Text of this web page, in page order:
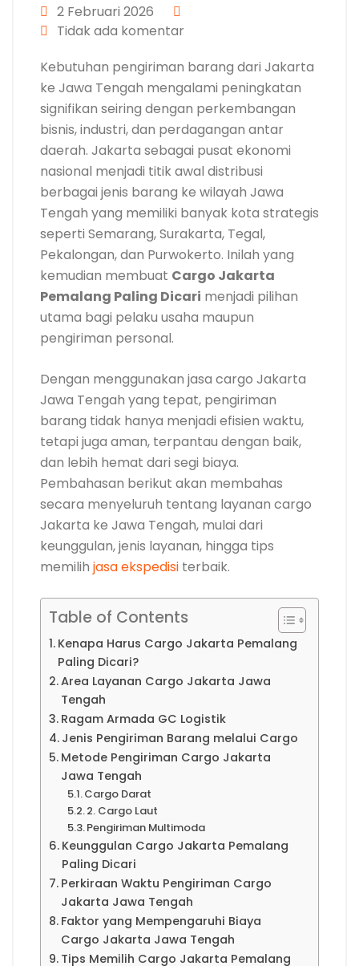
2 Februari 2026
Tidak ada komentar
Kebutuhan pengiriman barang dari Jakarta
ke Jawa Tengah mengalami peningkatan
signifikan seiring dengan perkembangan
bisnis, industri, dan perdagangan antar
daerah. Jakarta sebagai pusat ekonomi
nasional menjadi titik awal distribusi
berbagai jenis barang ke wilayah Jawa
Tengah yang memiliki banyak kota strategis
seperti Semarang, Surakarta, Tegal,
Pekalongan, dan Purwokerto. Inilah yang
kemudian membuat Cargo Jakarta
Pemalang Paling Dicari menjadi pilihan
utama bagi pelaku usaha maupun
pengiriman personal.
Dengan menggunakan jasa cargo Jakarta
Jawa Tengah yang tepat, pengiriman
barang tidak hanya menjadi efisien waktu,
tetapi juga aman, terpantau dengan baik,
dan lebih hemat dari segi biaya.
Pembahasan berikut akan membahas
secara menyeluruh tentang layanan cargo
Jakarta ke Jawa Tengah, mulai dari
keunggulan, jenis layanan, hingga tips
memilih jasa ekspedisi terbaik.
Table of Contents
Kenapa Harus Cargo Jakarta Pemalang
Paling Dicari?
Area Layanan Cargo Jakarta Jawa
Tengah
Ragam Armada GC Logistik
Jenis Pengiriman Barang melalui Cargo
Metode Pengiriman Cargo Jakarta
Jawa Tengah
Cargo Darat
2. Cargo Laut
Pengiriman Multimoda
Keunggulan Cargo Jakarta Pemalang
Paling Dicari
Perkiraan Waktu Pengiriman Cargo
Jakarta Jawa Tengah
Faktor yang Mempengaruhi Biaya
Cargo Jakarta Jawa Tengah
Tips Memilih Cargo Jakarta Pemalang